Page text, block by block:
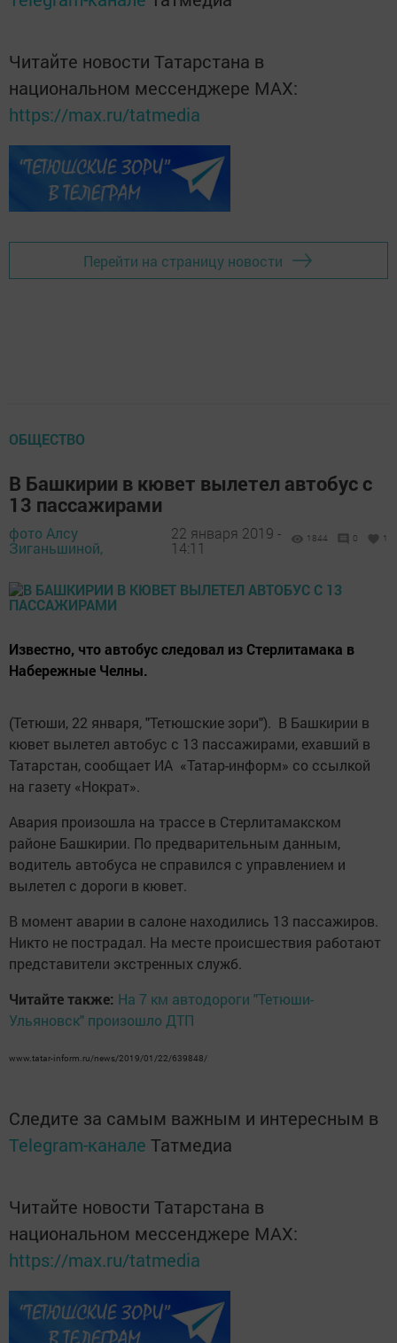
Читайте новости Татарстана в
национальном мессенджере MАХ:
https://max.ru/tatmedia
Перейти на страницу новости
ОБЩЕСТВО
В Башкирии в кювет вылетел автобус с
13 пассажирами
фото Алсу
Зиганьшиной,
22 января 2019 -
14:11
1844 0 1
Известно, что автобус следовал из Стерлитамака в
Набережные Челны.
(Тетюши, 22 января, "Тетюшские зори"). В Башкирии в
кювет вылетел автобус с 13 пассажирами, ехавший в
Татарстан, сообщает ИА «Татар-информ» со ссылкой
на газету «Нократ».
Авария произошла на трассе в Стерлитамакском
районе Башкирии. По предварительным данным,
водитель автобуса не справился с управлением и
вылетел с дороги в кювет.
В момент аварии в салоне находились 13 пассажиров.
Никто не пострадал. На месте происшествия работают
представители экстренных служб.
Читайте также: На 7 км автодороги "Тетюши-
Ульяновск" произошло ДТП
www.tatar-inform.ru/news/2019/01/22/639848/
Следите за самым важным и интересным в
Telegram-канале Татмедиа
Читайте новости Татарстана в
национальном мессенджере MАХ:
https://max.ru/tatmedia